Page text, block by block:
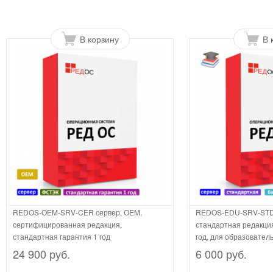
В корзину
REDOS-OEM-SRV-CER сервер, OEM,
сертифицированная редакция,
стандартная гарантия 1 год
24 900 руб.
В
REDOS-EDU-SRV-
стандартная
год, для
6 000 руб.